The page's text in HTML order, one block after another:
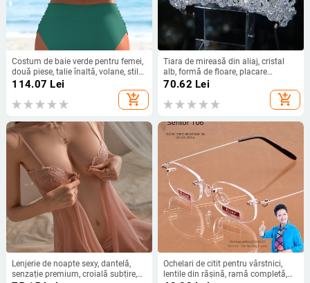
Costum de baie verde pentru femei,
două piese, talie înaltă, volane, stil
European-American
114.07 Lei
add_shopping_cart
Tiara de mireasă din aliaj, cristal
alb, formă de floare, placare
electroplatinată
70.62 Lei
add_shopping_cart
Lenjerie de noapte sexy, dantelă,
senzație premium, croială subțire,
Ochelari de citit pentru vârstnici,
lentile din rășină, ramă completă,